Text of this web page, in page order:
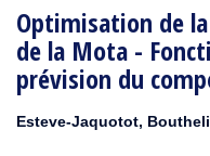
Optimisation de
de la Mota -
prévision du
Esteve-Jaquotot,